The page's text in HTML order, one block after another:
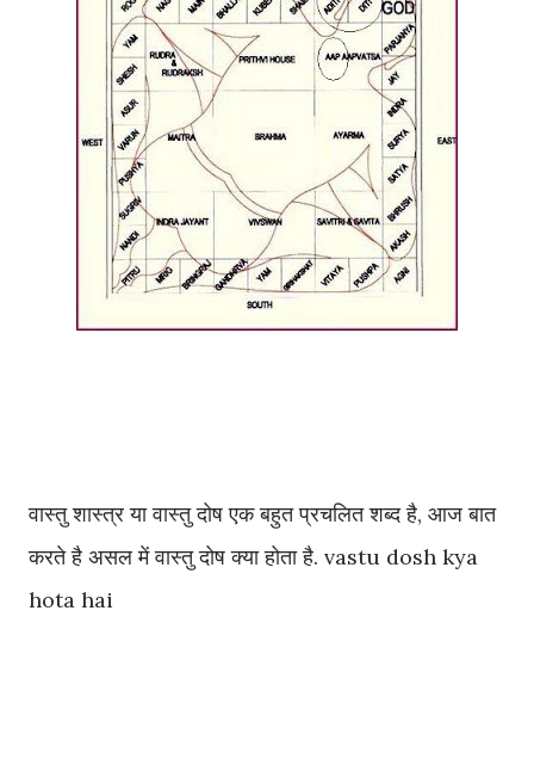
वास्तु शास्त्र या वास्तु दोष एक बहुत प्रचलित शब्द है, आज बात
करते है असल में वास्तु दोष क्या होता है. vastu dosh kya
hota hai